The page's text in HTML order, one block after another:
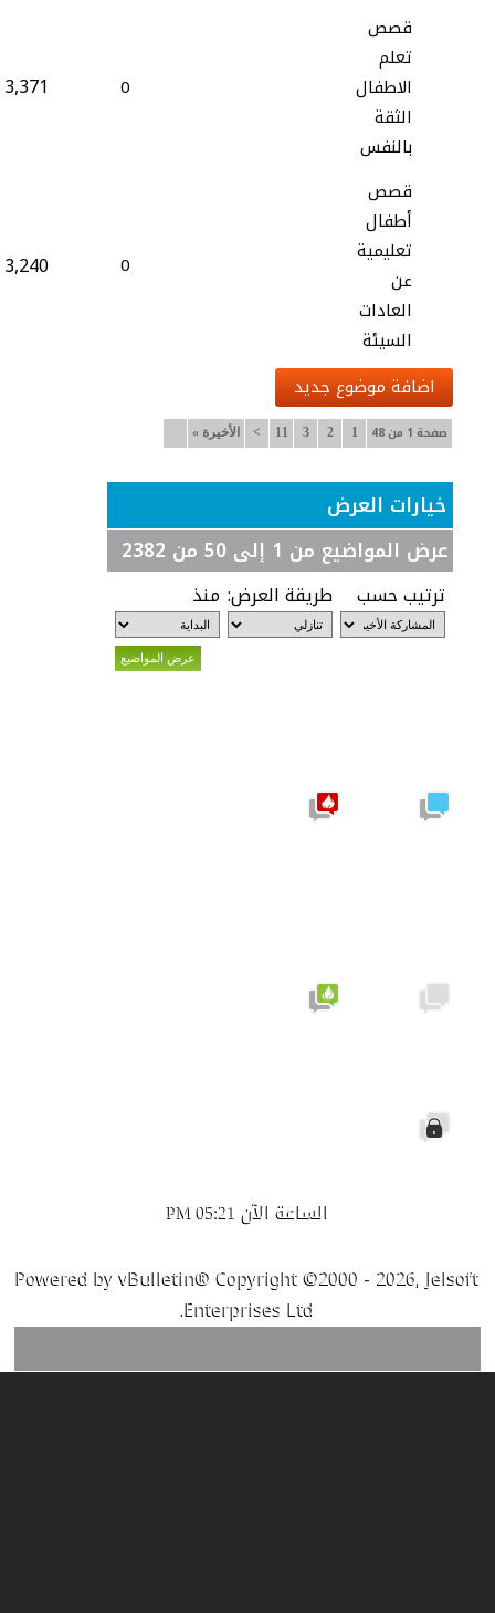
قصص
تعلم
الاطفال
الثقة
بالنفس
0
3,371
قصص
أطفال
تعليمية
عن
العادات
السيئة
0
3,240
اضافة موضوع جديد
صفحة 1 من 48 1
2
3
11
> الأخيرة »
خيارات العرض
عرض المواضيع من 1 إلى 50 من 2382
ترتيب حسب طريقة العرض: منذ
الساعة الآن 05:21 PM
Powered by vBulletin® Copyright ©2000 - 2026, Jelsoft
Enterprises Ltd.